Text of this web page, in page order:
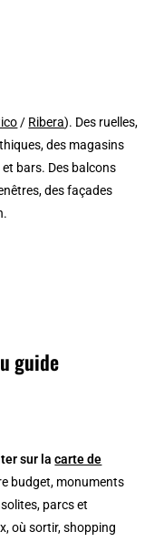
/ Ribera). Des ruelles,
des magasins
bars. Des balcons
des façades
guide
sur lacarte de
budget, monuments
parcs et
où sortir, shopping